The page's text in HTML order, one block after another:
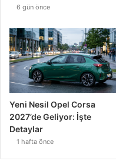
6 gün önce
Yeni Nesil Opel Corsa
2027’de Geliyor: İşte
Detaylar
1 hafta önce